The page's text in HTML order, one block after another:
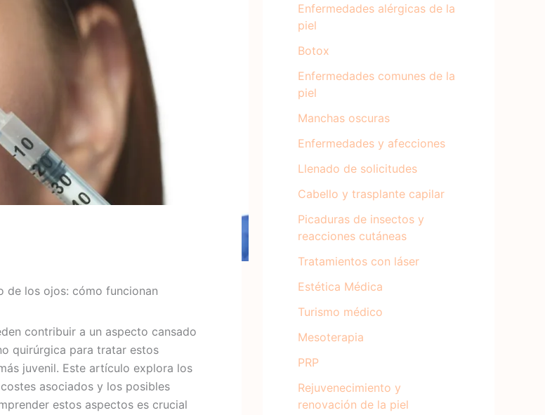
de los ojos: cómo funcionan
contribuir a un aspecto cansado
quirúrgica para tratar estos
juvenil. Este artículo explora los
asociados y los posibles
estos aspectos es crucial
Enfermedades alérgicas de la
piel
Botox
Enfermedades comunes de la
piel
Manchas oscuras
Enfermedades y afecciones
Llenado de solicitudes
Cabello y trasplante capilar
Picaduras de insectos y
reacciones cutáneas
Tratamientos con láser
Estética Médica
Turismo médico
Mesoterapia
PRP
Rejuvenecimiento y
renovación de la piel